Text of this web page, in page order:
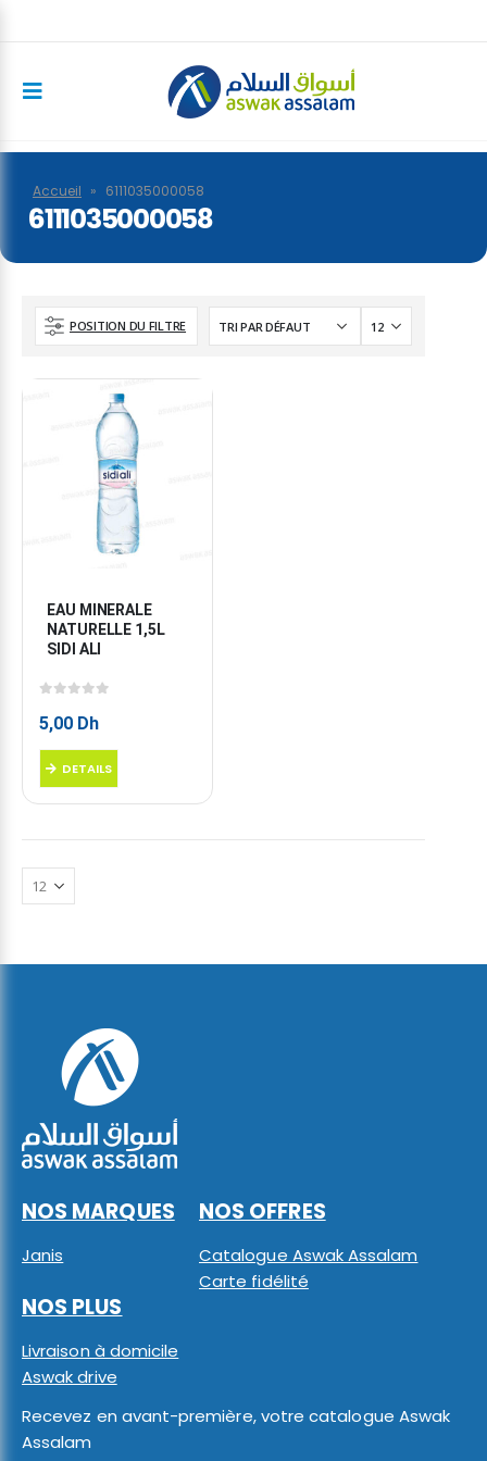
Accueil » 6111035000058
6111035000058
POSITION DU FILTRE
EAU MINERALE
NATURELLE 1,5L
SIDI ALI
5,00 Dh
DETAILS
NOS MARQUES
Janis
NOS OFFRES
Catalogue Aswak Assalam
Carte fidélité
NOS PLUS
Livraison à domicile
Aswak drive
Recevez en avant-première, votre catalogue Aswak
Assalam